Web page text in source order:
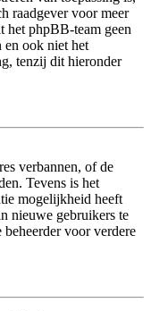
raadgever voor meer
het phpBB-team geen
ook niet het
tenzij dit hieronder
verbannen, of de
Tevens is het
mogelijkheid heeft
nieuwe gebruikers te
voor verdere